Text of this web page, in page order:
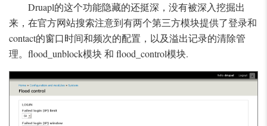
Druapl的这个功能隐藏的还挺深，没有被深入挖掘出
来，在官方网站搜索注意到有两个第三方模块提供了登录和
contact的窗口时间和频次的配置，以及溢出记录的清除管
理。flood_unblock模块 和 flood_control模块.